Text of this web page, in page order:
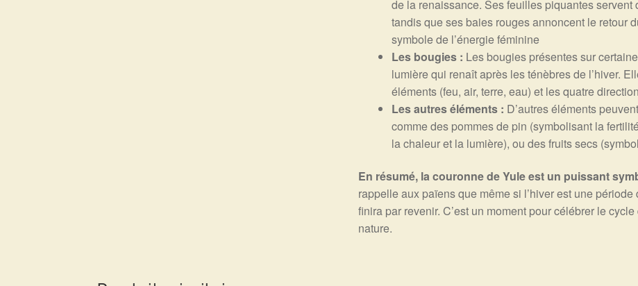
de la renaissance. Ses feuilles piquantes
tandis que ses baies rouges annoncent le retour
symbole de l’énergie féminine
Les bougies : Les bougies présentes sur
lumière qui renaît après les ténèbres de l’hiver.
éléments (feu, air, terre, eau) et les quatre
Les autres éléments : D’autres éléments
comme des pommes de pin (symbolisant la
la chaleur et la lumière), ou des fruits secs
En résumé, la couronne de Yule est un puissant
rappelle aux païens que même si l’hiver est une
finira par revenir. C’est un moment pour célébrer le
nature.